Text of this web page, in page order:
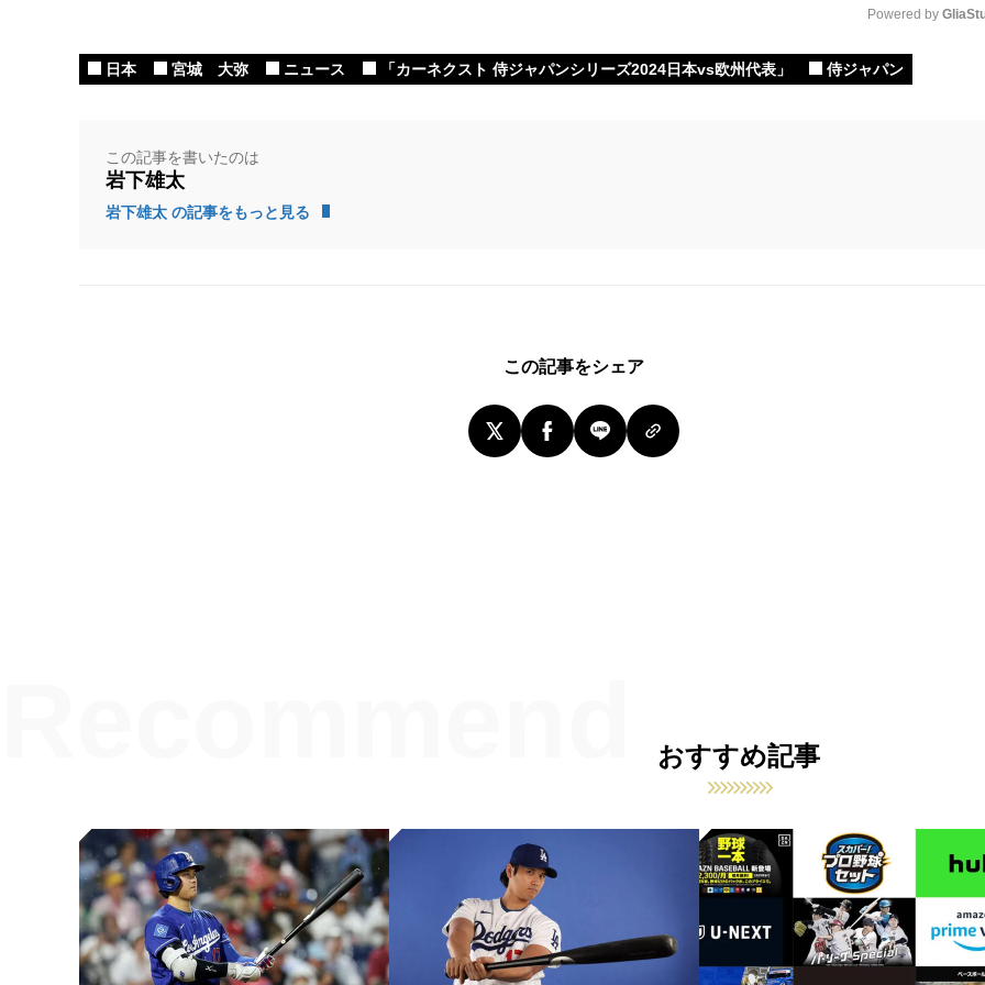
Powered by
日本 宮城 大弥 ニュース 「カーネクスト 侍ジャパンシリーズ2024日本vs欧州代表」 侍ジャパン
この記事を書いたのは
岩下雄太
岩下雄太 の記事をもっと見る
この記事をシェア
おすすめ記事